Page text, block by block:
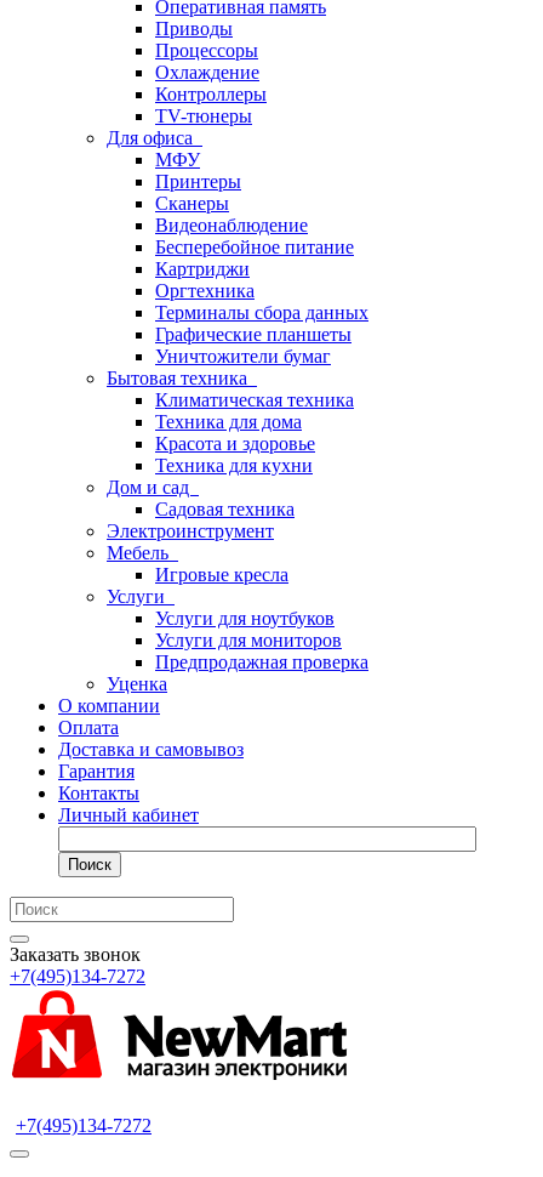
Оперативная память
Приводы
Процессоры
Охлаждение
Контроллеры
TV-тюнеры
Для офиса
МФУ
Принтеры
Сканеры
Видеонаблюдение
Бесперебойное питание
Картриджи
Оргтехника
Терминалы сбора данных
Графические планшеты
Уничтожители бумаг
Бытовая техника
Климатическая техника
Техника для дома
Красота и здоровье
Техника для кухни
Дом и сад
Садовая техника
Электроинструмент
Мебель
Игровые кресла
Услуги
Услуги для ноутбуков
Услуги для мониторов
Предпродажная проверка
Уценка
О компании
Оплата
Доставка и самовывоз
Гарантия
Контакты
Личный кабинет
Поиск
Заказать звонок
+7(495)134-7272
+7(495)134-7272